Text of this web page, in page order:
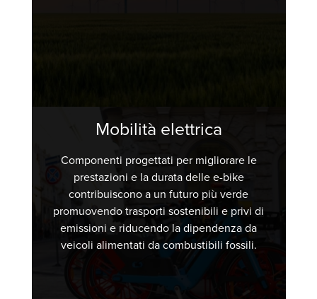
Mobilità elettrica
Componenti progettati per migliorare le
prestazioni e la durata delle e-bike
contribuiscono a un futuro più verde
promuovendo trasporti sostenibili e privi di
emissioni e riducendo la dipendenza da
veicoli alimentati da combustibili fossili.